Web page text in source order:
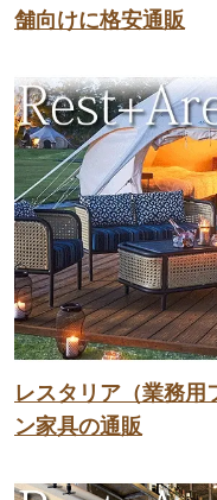
舗向けに格安通販
レスタリア（業務用
ン家具の通販